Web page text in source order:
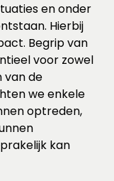
en onder
Hierbij
Begrip van
voor zowel
van de
we enkele
optreden,
kan